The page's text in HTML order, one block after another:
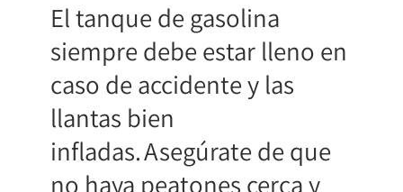
El tanque de gasolina
siempre debe estar lleno en
caso de accidente y las
llantas bien
infladas. Asegúrate de que
no haya peatones cerca y